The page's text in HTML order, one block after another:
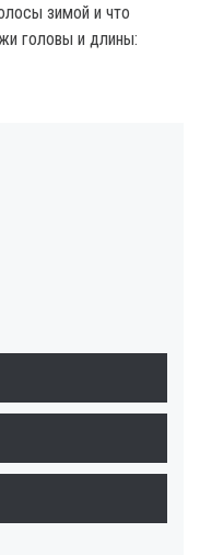
зимой и что
головы и длины: